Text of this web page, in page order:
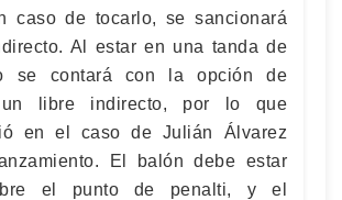
caso de tocarlo, se sancionará
Al estar en una tanda de
se contará con la opción de
un libre indirecto, por lo que
en el caso de Julián Álvarez
El balón debe estar
el punto de penalti, y el